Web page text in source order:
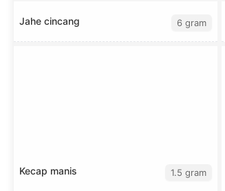
Jahe cincang 6 gram
Kecap manis 1.5 gram